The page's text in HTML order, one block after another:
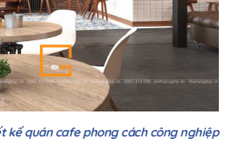
kế quán cafe phong cách công nghiệp